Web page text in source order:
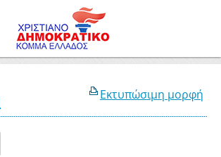
Εκτυπώσιμη μορφή